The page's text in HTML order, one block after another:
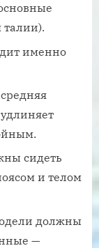
талии).
именно
сидеть
и телом
должны
—